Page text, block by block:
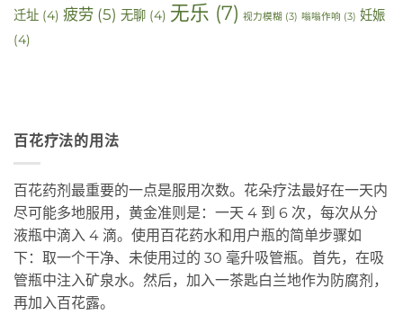
迁址 (4) 疲劳 (5) 无聊 (4) 无乐 (7) 视力模糊 (3) 嗡嗡作响 (3) 妊娠
(4)
百花疗法的用法
百花药剂最重要的一点是服用次数。花朵疗法最好在一天内
尽可能多地服用，黄金准则是：一天 4 到 6 次，每次从分
液瓶中滴入 4 滴。使用百花药水和用户瓶的简单步骤如
下：取一个干净、未使用过的 30 毫升吸管瓶。首先，在吸
管瓶中注入矿泉水。然后，加入一茶匙白兰地作为防腐剂，
再加入百花露。